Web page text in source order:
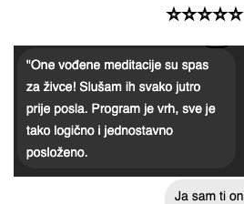
⭐️⭐️⭐️⭐️⭐️